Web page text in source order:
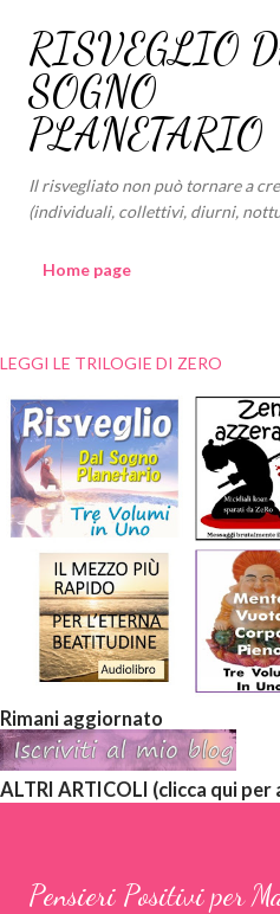
Passa ai
RISVEGLIO
SOGNO
PLANETARIO
Il risvegliato non può tornare a
(individuali, collettivi, diurni,
Home page
LEGGI LE TRILOGIE DI ZERO
Rimani aggiornato
Pensieri Positivi per